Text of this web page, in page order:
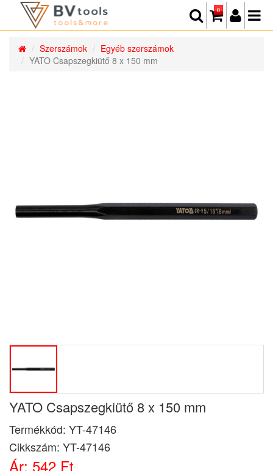
0
Szerszámok
Egyéb szerszámok
YATO Csapszegkiütő 8 x 150 mm
YATO Csapszegkiütő 8 x 150 mm
Termékkód: YT-47146
Cikkszám: YT-47146
Ár: 542 Ft